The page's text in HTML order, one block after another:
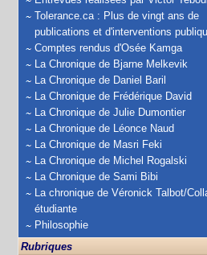
Tolerance.ca : Plus de vingt ans de
publications et d'interventions
Comptes rendus d'Osée Kamga
La Chronique de Bjarne Melkevik
La Chronique de Daniel Baril
La Chronique de Frédérique David
La Chronique de Julie Dumontier
La Chronique de Léonce Naud
La Chronique de Masri Feki
La Chronique de Michel Rogalski
La Chronique de Sami Bibi
La chronique de Véronick Talbot/
étudiante
Philosophie
Rubriques